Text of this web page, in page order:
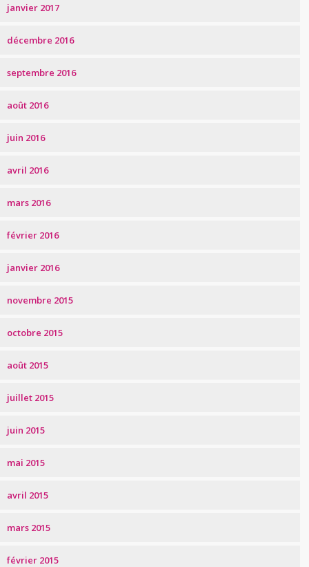
janvier 2017
décembre 2016
septembre 2016
août 2016
juin 2016
avril 2016
mars 2016
février 2016
janvier 2016
novembre 2015
octobre 2015
août 2015
juillet 2015
juin 2015
mai 2015
avril 2015
mars 2015
février 2015